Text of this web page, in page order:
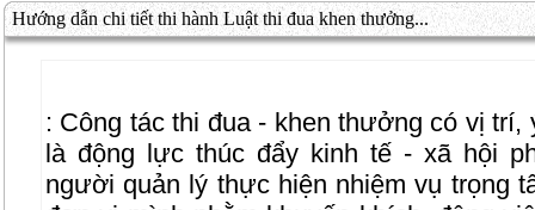
Hướng dẫn chi tiết thi hành Luật thi đua khen thưởng...
: Công tác thi đua - khen thưởng có vị trí,
là động lực thúc đẩy kinh tế - xã hội
người quản lý thực hiện nhiệm vụ trọng